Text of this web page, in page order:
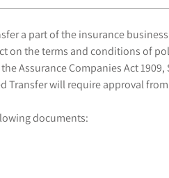
a part of the insurance
the terms and conditions of
Assurance Companies Act
Transfer will require approval
documents: